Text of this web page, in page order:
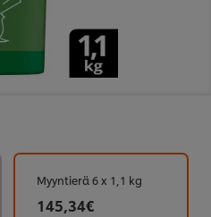
Myyntierä 6 x 1,1 kg
145,34€